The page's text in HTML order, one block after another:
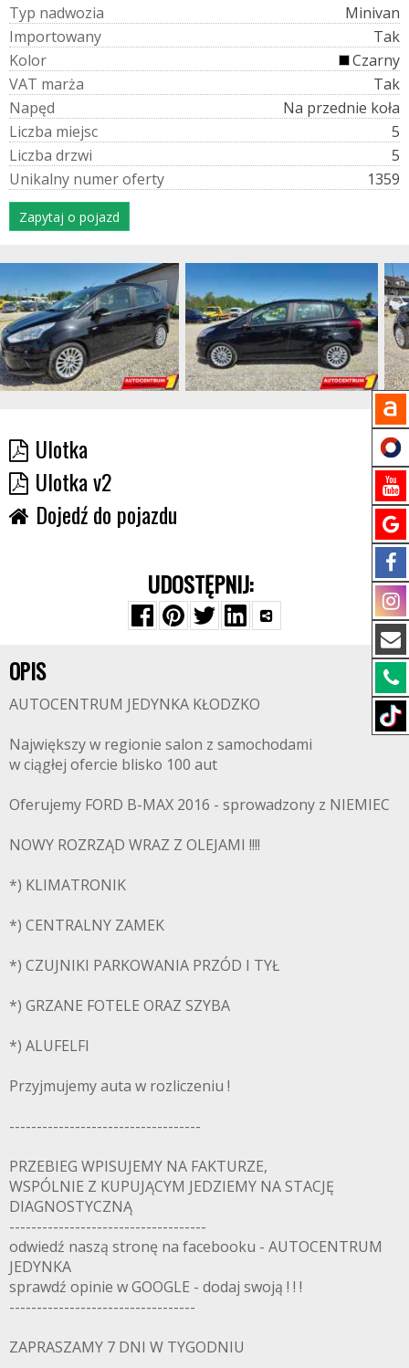
Typ nadwozia
Minivan
Importowany
Tak
Kolor
Czarny
VAT marża
Tak
Napęd
Na przednie koła
Liczba miejsc
5
Liczba drzwi
5
Unikalny numeroferty 1359
Zapytaj o pojazd
Ulotka
Ulotka v2
Dojedź do pojazdu
UDOSTĘPNIJ:
OPIS
AUTOCENTRUM JEDYNKA KŁODZKO
Największy w regionie salon z samochodami
w ciągłej ofercie blisko 100 aut
Oferujemy FORD B-MAX 2016 - sprowadzony z NIEMIEC
NOWY ROZRZĄD WRAZ Z OLEJAMI !!!!
*) KLIMATRONIK
*) CENTRALNY ZAMEK
*) CZUJNIKI PARKOWANIA PRZÓD I TYŁ
*) GRZANE FOTELE ORAZ SZYBA
*) ALUFELFI
Przyjmujemy auta w rozliczeniu !
-----------------------------------
PRZEBIEG WPISUJEMY NA FAKTURZE,
WSPÓLNIE Z KUPUJĄCYM JEDZIEMY NA STACJĘ
DIAGNOSTYCZNĄ
------------------------------------
odwiedź naszą stronę na facebooku - AUTOCENTRUM
JEDYNKA
sprawdź opinie w GOOGLE - dodaj swoją ! ! !
----------------------------------
ZAPRASZAMY 7 DNI W TYGODNIU